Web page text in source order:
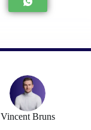
Vincent Bruns